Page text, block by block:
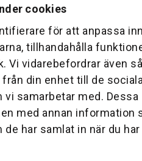
cookies
för att anpassa
tillhandahålla
Vi vidarebefordrar även
din enhet till de
samarbetar med. Dessa
med annan information
har samlat in när du